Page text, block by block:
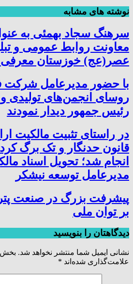
نوشته های مشابه
سرهنگ سجاد بهمئی به
معاونت روابط عمومی و
عصر(عج) خوزستان
با حضور مدیرعامل شرکت
روسای انجمن‌های تولیدی
رئیس جمهور دیدار نمودند
در راستای تثبیت مالکیت
قانون حدنگار و تک برگ
انجام شد؛ تحویل اسناد
مدیرعامل توسعه نیشکر
پیشرفت بزرگ در صنعت
بر توان ملی
دیدگاهتان را بنویسید
نشانی ایمیل شما منتشر نخواهد شد.
علامت‌گذاری شده‌اند *